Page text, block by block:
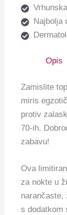
Najbolja
Opis
Zamislite
miris
protiv
70-ih.
zabavu!
Ova
za nokte u
narančaste,
s dodatkom